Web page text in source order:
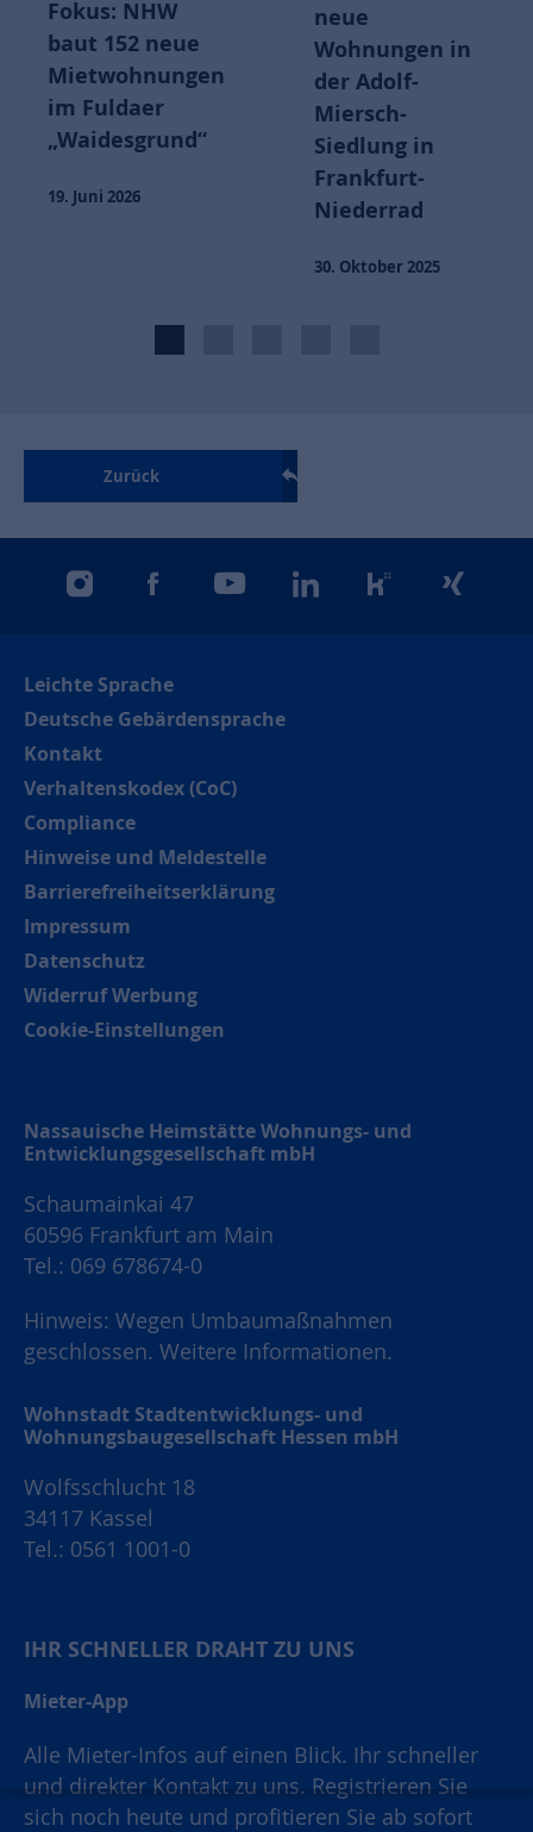
neue
Wohnungen in
der Adolf-
Miersch-
Siedlung in
Niederrad
Viertel wird
lebendig
29. Juli 2025
Zurück
instagramfacebookyoutubelinkedinkununuxing
Leichte Sprache
Deutsche Gebärdensprache
Kontakt
Verhaltenskodex (CoC)
Compliance
Hinweise und Meldestelle
Barrierefreiheitserklärung
Impressum
Datenschutz
Widerruf Werbung
Cookie-Einstellungen
Nassauische Heimstätte Wohnungs- und
Entwicklungsgesellschaft mbH
Schaumainkai 47
60596 Frankfurt am Main
Tel.: 069 678674-0
Hinweis: Wegen Umbaumaßnahmen
geschlossen. Weitere Informationen.
Wohnstadt Stadtentwicklungs- und
Wohnungsbaugesellschaft Hessen mbH
Wolfsschlucht 18
34117 Kassel
Tel.: 0561 1001-0
IHR SCHNELLER DRAHT ZU UNS
Mieter-App
Alle Mieter-Infos auf einen Blick. Ihr schneller
und direkter Kontakt zu uns. Registrieren Sie
sich noch heute und profitieren Sie ab sofort